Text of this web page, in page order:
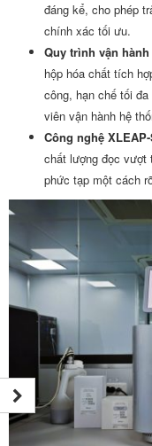
đáng kể, cho phép
chính xác tối ưu.
Quy trình vận hành
hộp hóa chất tích
công, hạn chế tối
viên vận hành hệ
Công nghệ
chất lượng đọc vượt
phức tạp một cách